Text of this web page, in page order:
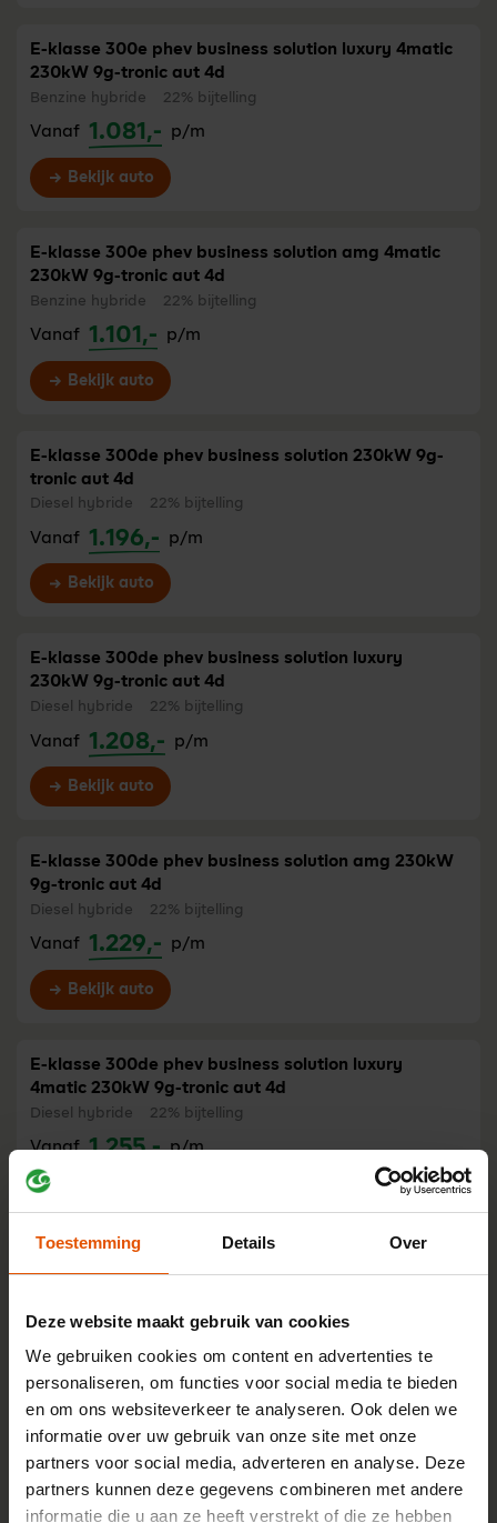
Toestemming Details Over
Deze website maakt gebruik van cookies
We gebruiken cookies om content en advertenties te
personaliseren, om functies voor social media te bieden
en om ons websiteverkeer te analyseren. Ook delen we
informatie over uw gebruik van onze site met onze
partners voor social media, adverteren en analyse. Deze
partners kunnen deze gegevens combineren met andere
informatie die u aan ze heeft verstrekt of die ze hebben
E-klasse 300e phev business solution luxury 4matic
230kW 9g-tronic aut 4d
Benzine hybride 22% bijtelling
Vanaf 1.081,- p/m
Bekijk auto
E-klasse 300e phev business solution amg 4matic
230kW 9g-tronic aut 4d
Benzine hybride 22% bijtelling
Vanaf 1.101,- p/m
Bekijk auto
E-klasse 300de phev business solution 230kW 9g-
tronic aut 4d
Diesel hybride 22% bijtelling
Vanaf 1.196,- p/m
Bekijk auto
E-klasse 300de phev business solution luxury
230kW 9g-tronic aut 4d
Diesel hybride 22% bijtelling
Vanaf 1.208,- p/m
Bekijk auto
E-klasse 300de phev business solution amg 230kW
9g-tronic aut 4d
Diesel hybride 22% bijtelling
Vanaf 1.229,- p/m
Bekijk auto
E-klasse 300de phev business solution luxury
4matic 230kW 9g-tronic aut 4d
Diesel hybride 22% bijtelling
Vanaf 1.255,- p/m
Diesel hybride 22% bijtelling
Vanaf 1.276,- p/m
Bekijk auto
E-klasse 400e phev exclusive line 4matic 280kW
9g-tronic aut 4d
Benzine hybride 22% bijtelling